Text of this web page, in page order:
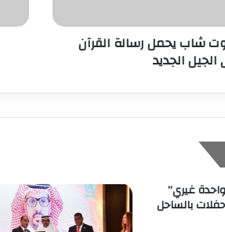
شاب يحمل رسالة القرآن
الجيل الجديد
غيري”
بالساحل